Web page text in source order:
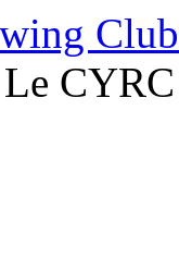
Club
CYRC